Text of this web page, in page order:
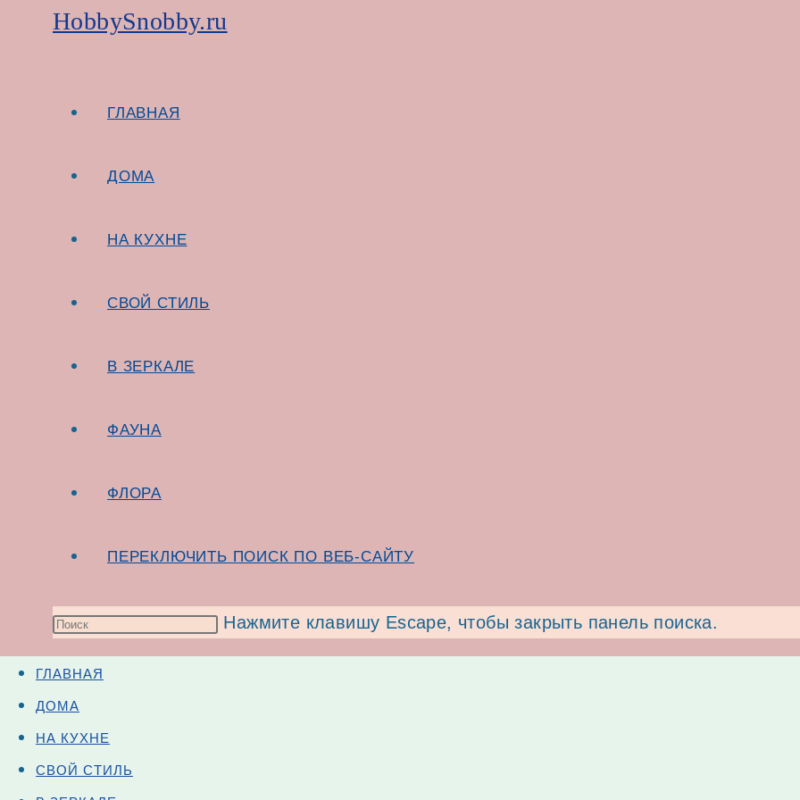
Перейти к содержимому
HobbySnobby.ru
ГЛАВНАЯ
ДОМА
НА КУХНЕ
СВОЙ СТИЛЬ
В ЗЕРКАЛЕ
ФАУНА
ФЛОРА
ПЕРЕКЛЮЧИТЬ ПОИСК ПО ВЕБ-САЙТУ
Нажмите клавишу Escape, чтобы закрыть панель поиска.
ГЛАВНАЯ
ДОМА
НА КУХНЕ
СВОЙ СТИЛЬ
Тренд: Домики для уличных кошек
Но мы можем им в этом помочь.